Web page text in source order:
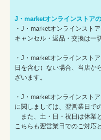
J・marketオンラインストア
・J・marketオンラインスト
キャンセル・返品・交換は一
・J・marketオンラインスト
日を含む）ない場合、当店か
ざいます。
・J・marketオンラインスト
に関しましては、翌営業日で
また、土・日・祝日は休業
こちらも翌営業日でのご対